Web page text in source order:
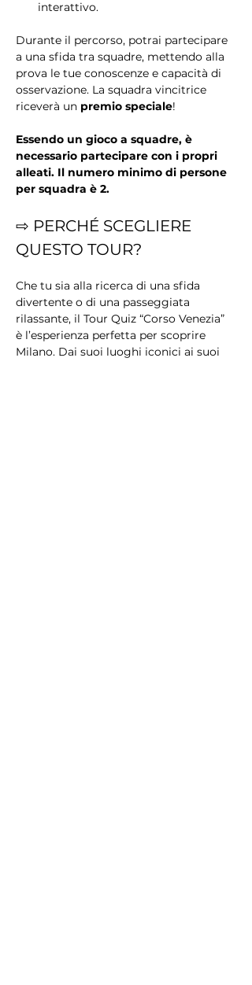
interattivo.
Durante il percorso, potrai partecipare
a una sfida tra squadre, mettendo alla
prova le tue conoscenze e capacità di
osservazione. La squadra vincitrice
riceverà un premio speciale!
Essendo un gioco a squadre, è
necessario partecipare con i propri
alleati. Il numero minimo di persone
per squadra è 2.
⇨ PERCHÉ SCEGLIERE
QUESTO TOUR?
Che tu sia alla ricerca di una sfida
divertente o di una passeggiata
rilassante, il Tour Quiz “Corso Venezia”
è l’esperienza perfetta per scoprire
Milano. Dai suoi luoghi iconici ai suoi